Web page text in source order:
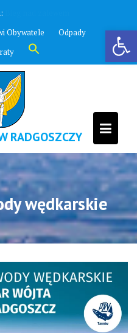
Otwórz pasek narzędzi
Obywatele
Odpady
Search
for:
Search Button
RADGOSZCZY
wędkarskie